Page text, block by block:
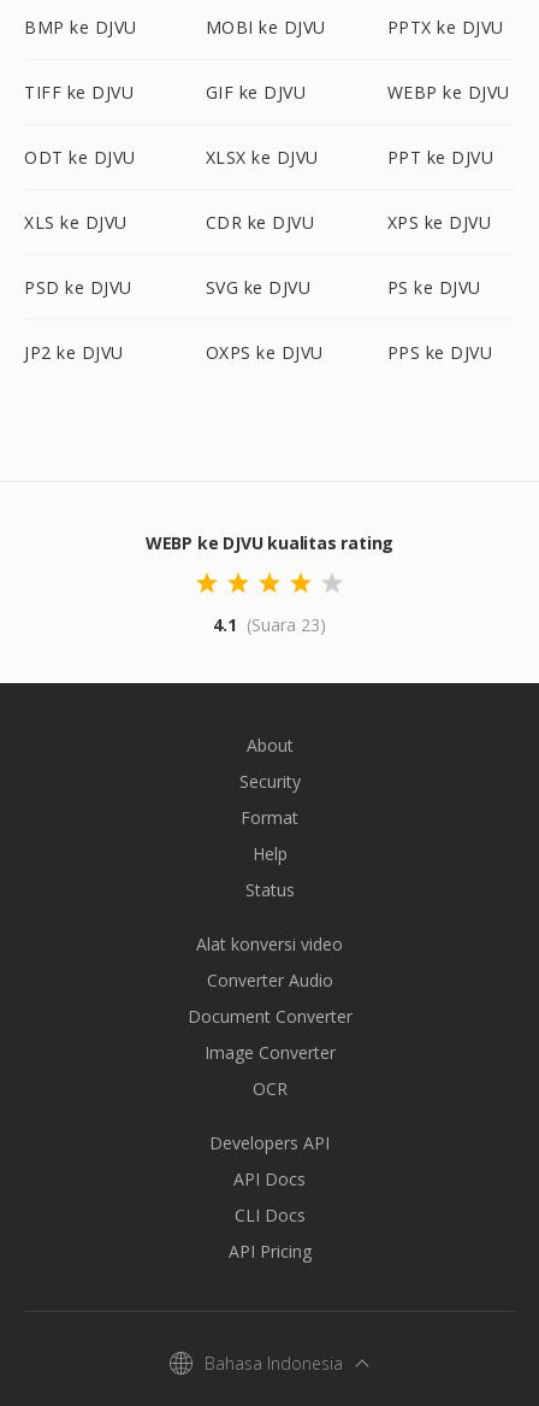
BMP ke DJVU MOBI ke DJVU PPTX ke DJVU
TIFF ke DJVU GIF ke DJVU WEBP ke DJVU
ODT ke DJVU XLSX ke DJVU PPT ke DJVU
XLS ke DJVU CDR ke DJVU XPS ke DJVU
PSD ke DJVU SVG ke DJVU PS ke DJVU
JP2 ke DJVU OXPS ke DJVU PPS ke DJVU
WEBP ke DJVU kualitas rating
4.1 (Suara 23)
About
Security
Format
Help
Status
Alat konversi video
Converter Audio
Document Converter
Image Converter
OCR
Developers API
API Docs
CLI Docs
API Pricing
Bahasa Indonesia